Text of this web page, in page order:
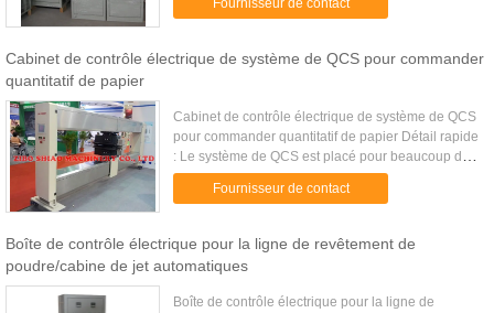
la charge 1.25T 2.5T 3.75T 6...
Fournisseur de contact
Cabinet de contrôle électrique de système de QCS pour commander
quantitatif de papier
Cabinet de contrôle électrique de système de QCS
pour commander quantitatif de papier Détail rapide
: Le système de QCS est placé pour beaucoup de
genres de ligne de machine de papier, tels que la
ligne ...Fournisseur de contact
Boîte de contrôle électrique pour la ligne de revêtement de
poudre/cabine de jet automatiques
Boîte de contrôle électrique pour la ligne de